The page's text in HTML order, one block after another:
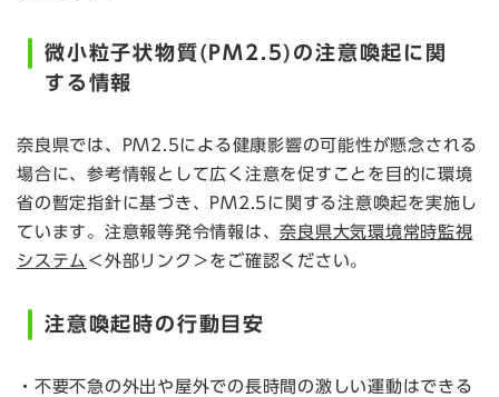
微小粒子状物質(PM2.5)の注意喚起に関
する情報
奈良県では、PM2.5による健康影響の可能性が懸念される
場合に、参考情報として広く注意を促すことを目的に環境
省の暫定指針に基づき、PM2.5に関する注意喚起を実施し
ています。注意報等発令情報は、奈良県大気環境常時監視
システム ＜外部リンク＞ をご確認ください。
注意喚起時の行動目安
・不要不急の外出や屋外での長時間の激しい運動はできる